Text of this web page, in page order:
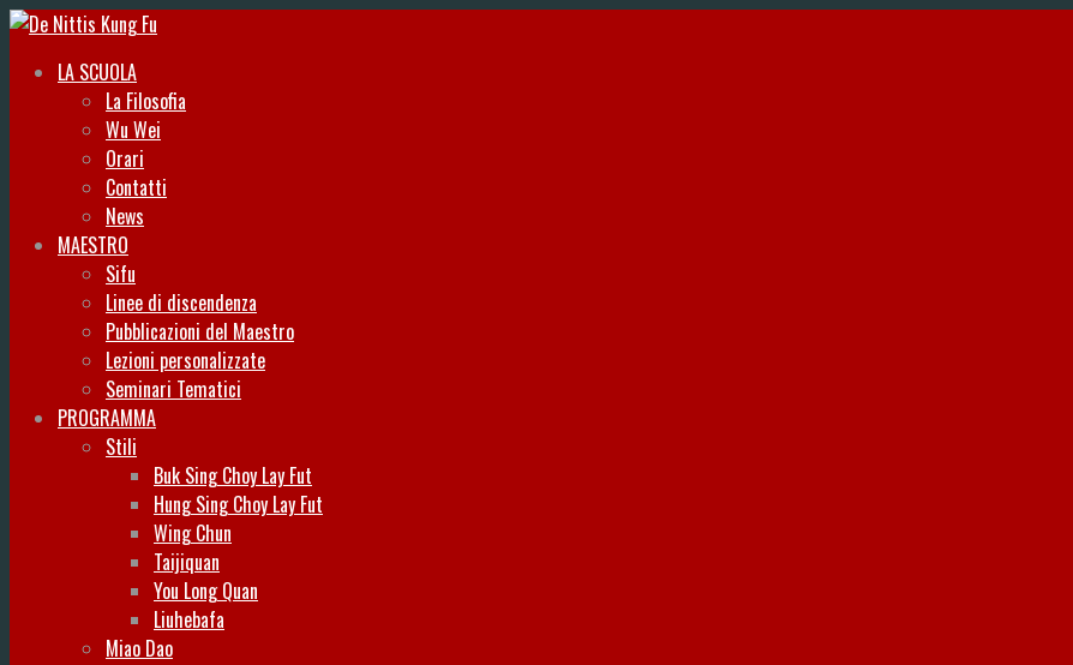
LA SCUOLA
La Filosofia
Wu Wei
Orari
Contatti
News
MAESTRO
Sifu
Linee di discendenza
Pubblicazioni del Maestro
Lezioni personalizzate
Seminari Tematici
PROGRAMMA
Stili
Buk Sing Choy Lay Fut
Hung Sing Choy Lay Fut
Wing Chun
Taijiquan
You Long Quan
Liuhebafa
Miao Dao